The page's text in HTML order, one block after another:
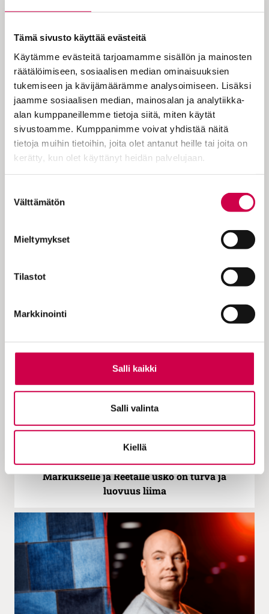
Tämä sivusto käyttää evästeitä
Käytämme evästeitä tarjoamamme sisällön ja mainosten
räätälöimiseen, sosiaalisen median ominaisuuksien
tukemiseen ja kävijämäärämme analysoimiseen. Lisäksi
jaamme sosiaalisen median, mainosalan ja analytiikka-
alan kumppaneillemme tietoja siitä, miten käytät
sivustoamme. Kumppanimme voivat yhdistää näitä
tietoja muihin tietoihin, joita olet antanut heille tai joita on
kerätty, kun olet käyttänyt heidän palvelujaan.
valinta
Välttämätön
Mieltymykset
Tilastot
Markkinointi
Salli kaikki
Salli valinta
Kiellä
AIKA JA ILMIÖT | 13.03.2023
Mikä aasi! Judith on kaikkien lemmikki
Markukselle ja Reetalle usko on turva ja
luovuus liima